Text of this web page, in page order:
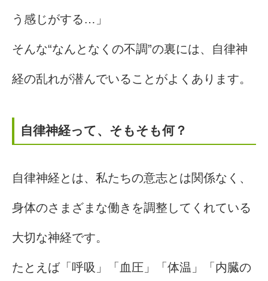
う感じがする…」
そんな“なんとなくの不調”の裏には、自律神
経の乱れが潜んでいることがよくあります。
自律神経って、そもそも何？
自律神経とは、私たちの意志とは関係なく、
身体のさまざまな働きを調整してくれている
大切な神経です。
たとえば「呼吸」「血圧」「体温」「内臓の